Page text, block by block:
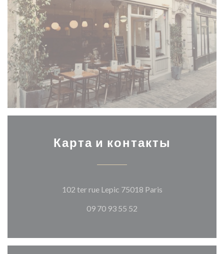
Карта и контакты
102 ter rue Lepic 75018 Paris((открывается в
09 70 93 55 52